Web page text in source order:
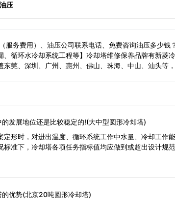
压
服务费用）、油压公司联系电话、免费咨询油压多少
循环水冷却系统工程等】冷却塔维修保养品牌有新菱
莞、深圳、广州、惠州、佛山、珠海、中山、汕头等，
发展地位还是比较稳定的!(大中型圆形冷却塔)
定形时，对进出温度、循环系统工作中水量、冷却工作
标准下，冷却塔各项任务指标值均应做到或超出设计规
优势(北京20吨圆形冷却塔)